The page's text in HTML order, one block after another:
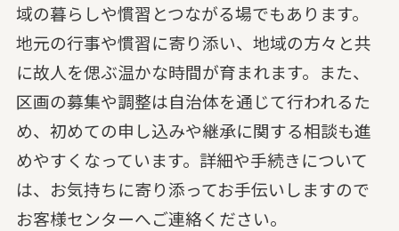
域の暮らしや慣習とつながる場でもあります。
地元の行事や慣習に寄り添い、地域の方々と共
に故人を偲ぶ温かな時間が育まれます。また、
区画の募集や調整は自治体を通じて行われるた
め、初めての申し込みや継承に関する相談も進
めやすくなっています。詳細や手続きについて
は、お気持ちに寄り添ってお手伝いしますので
お客様センターへご連絡ください。